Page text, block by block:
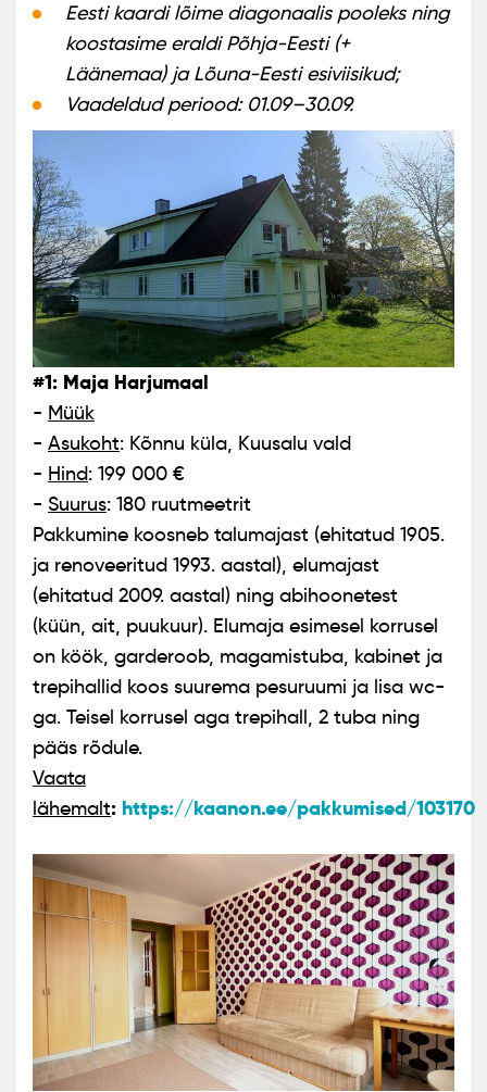
Eesti kaardi lõime diagonaalis pooleks ning
koostasime eraldi Põhja-Eesti (+
Läänemaa) ja Lõuna-Eesti esiviisikud;
Vaadeldud periood: 01.09–30.09.
#1: Maja Harjumaal
- Müük
- Asukoht: Kõnnu küla, Kuusalu vald
- Hind: 199 000 €
- Suurus: 180 ruutmeetrit
Pakkumine koosneb talumajast (ehitatud 1905.
ja renoveeritud 1993. aastal), elumajast
(ehitatud 2009. aastal) ning abihoonetest
(küün, ait, puukuur). Elumaja esimesel korrusel
on köök, garderoob, magamistuba, kabinet ja
trepihallid koos suurema pesuruumi ja lisa wc-
ga. Teisel korrusel aga trepihall, 2 tuba ning
pääs rõdule.
Vaata
lähemalt: https://kaanon.ee/pakkumised/103170